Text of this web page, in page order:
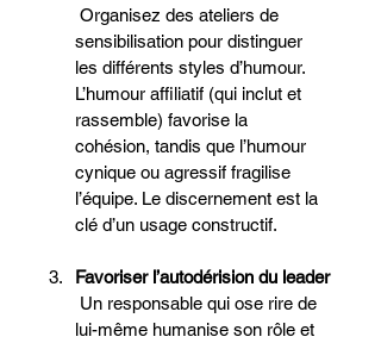
sensibilisation pour distinguer
les différents styles d’humour.
L’humour affiliatif (qui inclut et
rassemble) favorise la
cohésion, tandis que l’humour
cynique ou agressif fragilise
l’équipe. Le discernement est la
clé d’un usage constructif.
Favoriser l’autodérision du leader
lui-même humanise son rôle et